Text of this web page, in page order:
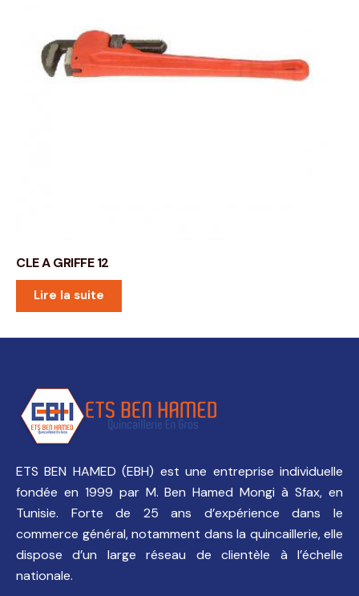
CLE A GRIFFE 12
Lire la suite
ETS BEN HAMED (EBH) est une entreprise individuelle
fondée en 1999 par M. Ben Hamed Mongi à Sfax, en
Tunisie. Forte de 25 ans d’expérience dans le
commerce général, notamment dans la quincaillerie, elle
dispose d’un large réseau de clientèle à l’échelle
nationale.